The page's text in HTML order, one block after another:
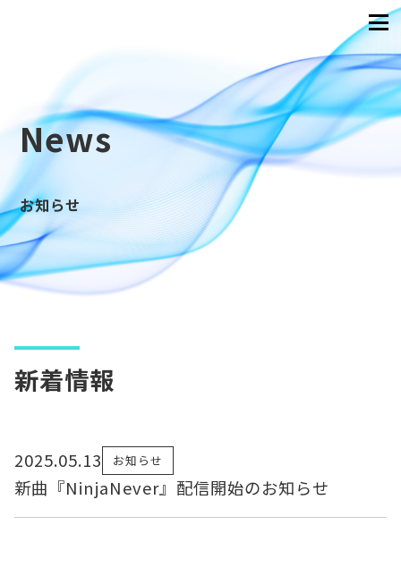
News
お知らせ
新着情報
2025.05.13 お知らせ
新曲『NinjaNever』配信開始のお知らせ